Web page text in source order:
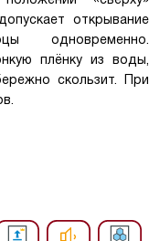
открывание
одновременно.
плёнку из воды,
скользит. При